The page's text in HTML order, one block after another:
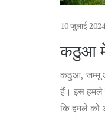
10 जुलाई 2024
कठुआ में
कठुआ, जम्मू
हैं। इस हमले
कि हमले को